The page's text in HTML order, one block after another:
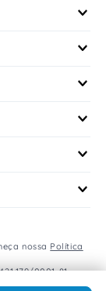
nossa Política
0001-81 -
Iguaçu, PR, Brasil.